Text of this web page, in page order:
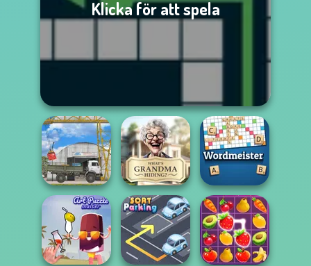
Klicka för att spela
The Cargo
What Is Grandma
Hiding
Wordmeister